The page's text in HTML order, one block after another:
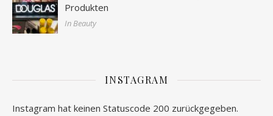
Produkten
In Beauty
INSTAGRAM
Instagram hat keinen Statuscode 200 zurückgegeben.